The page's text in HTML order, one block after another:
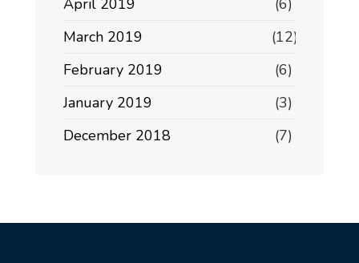
April 2019
(6)
March 2019
(12)
February 2019
(6)
January 2019
(3)
December 2018
(7)